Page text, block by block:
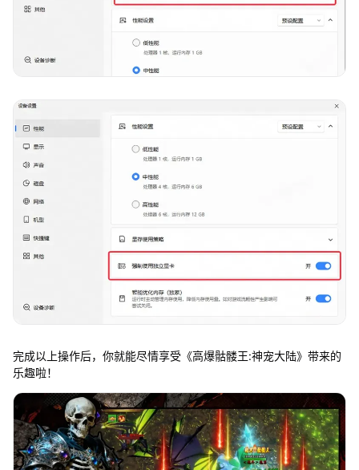
完成以上操作后，你就能尽情享受《高爆骷髅王:神宠大陆》带来的
乐趣啦！